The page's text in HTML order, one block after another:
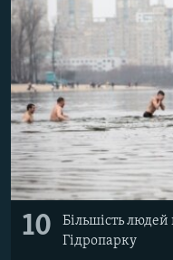
10
Більшість
Гідропарку